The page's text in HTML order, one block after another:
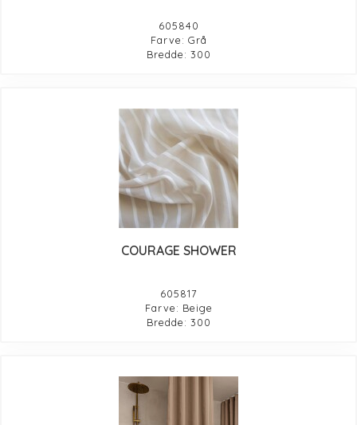
605840
Farve: Grå
Bredde: 300
COURAGE SHOWER
605817
Farve: Beige
Bredde: 300